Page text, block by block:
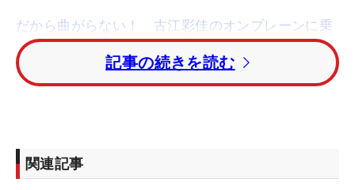
だから曲がらない！ 古江彩佳のオンプレーンに乗
せる『スライド』が上手すぎる
初日にアンダーパーを出したが、2日目、3日目とオ
とらしさを発揮。トータル4アンダー・26位タイま
で順位を上げた。
記事の続きを読む
関連記事